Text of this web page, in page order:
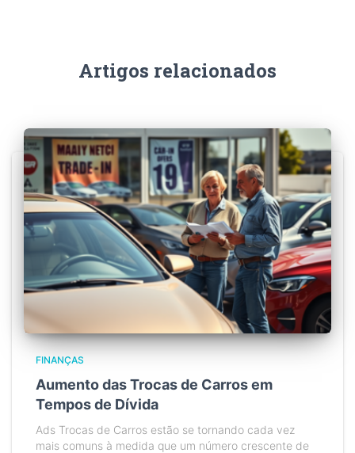
Artigos relacionados
FINANÇAS
Aumento das Trocas de Carros em
Tempos de Dívida
Ads Trocas de Carros estão se tornando cada vez
mais comuns à medida que um número crescente de